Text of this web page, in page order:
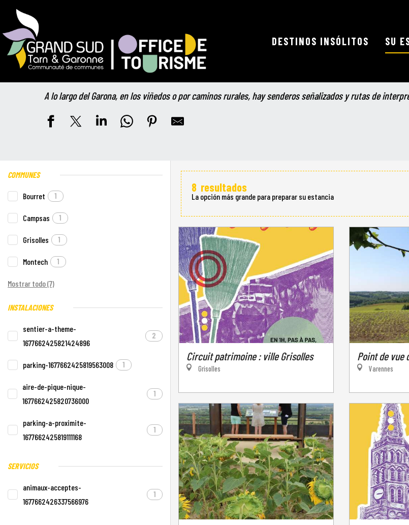
contenu
principal
DESTINOS INSÓLITOS SU
Actividades de senderismo
A lo largo del Garona, en los viñedos o por caminos rurales, hay senderos señalizados y rutas de
COMMUNES
Bourret 1
Campsas 1
Grisolles 1
Montech 1
Mostrar todo (7)
INSTALACIONES
sentier-a-theme-
1677662425821424896
2
parking-1677662425819563008 1
aire-de-pique-nique-
1677662425820736000
1
parking-a-proximite-
1677662425819111168
1
SERVICIOS
animaux-acceptes-
1677662426337566976
1
8 resultados
La opción más grande para preparar su estancia
Circuit patrimoine : ville Grisolles
Grisolles
Point de vue
Varennes